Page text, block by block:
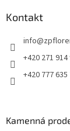
Kontakt
info@
+420 271 914
+420 777 635
Kamenná